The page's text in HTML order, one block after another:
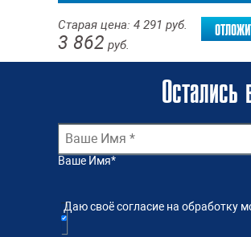
Старая цена: 4 291 руб.
3 862 руб.
Ваше Имя*
Даю своё согласие на обработку